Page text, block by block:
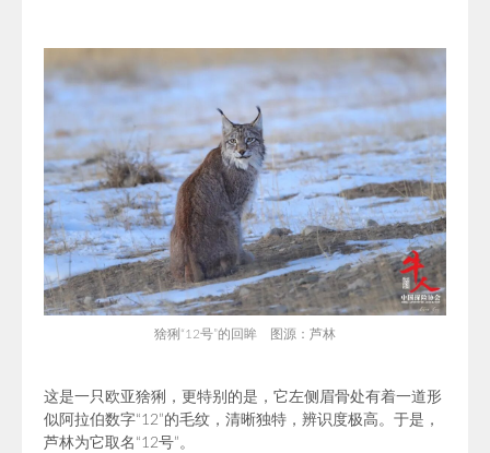
猞猁“12号”的回眸 图源：芦林
这是一只欧亚猞猁，更特别的是，它左侧眉骨处有着一道形
似阿拉伯数字“12”的毛纹，清晰独特，辨识度极高。于是，
芦林为它取名“12号”。